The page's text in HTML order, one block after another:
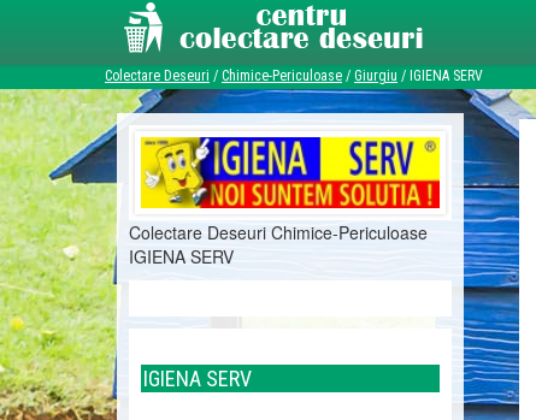
Colectare Deseuri / Chimice-Periculoase / Giurgiu / IGIENA SERV
Colectare Deseuri Chimice-Periculoase
IGIENA SERV
IGIENA SERV